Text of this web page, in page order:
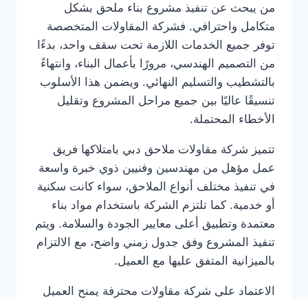
من يبحث عن تنفيذ مشروع بناء ملحق بشكل
متكامل واحترافي. فشركة المقاولات المتخصصة
توفر جميع الخدمات اللازمة تحت سقف واحد، بدءًا
من التصميم الهندسي، مرورًا بأعمال البناء، وانتهاءً
بالتشطيب والتسليم النهائي. ويضمن هذا الأسلوب
تنسيقًا عاليًا بين جميع مراحل المشروع وتقليل
الأخطاء المحتملة.
تتميز شركة مقاولات ملاحق دبي بامتلاكها فريق
عمل مؤهل من مهندسين وفنيين ذوي خبرة واسعة
في تنفيذ مختلف أنواع الملاحق، سواء كانت سكنية
أو خدمية. كما تلتزم الشركة باستخدام مواد بناء
معتمدة وتطبيق أعلى معايير الجودة والسلامة. ويتم
تنفيذ المشروع وفق جدول زمني واضح، مع الالتزام
بالميزانية المتفق عليها مع العميل.
الاعتماد على شركة مقاولات محترفة يمنح العميل